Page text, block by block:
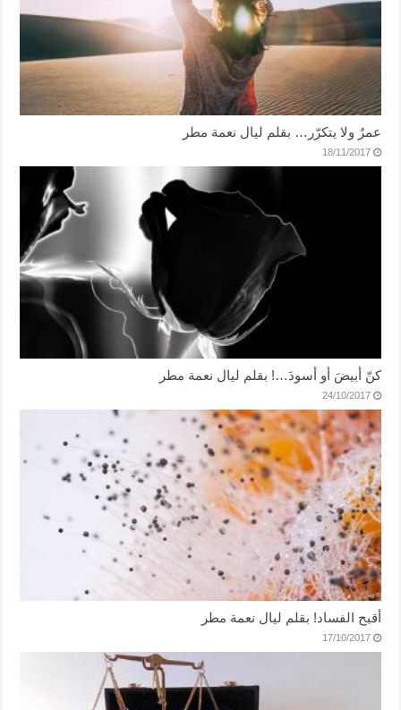
عمرٌ ولا يتكرّر… بقلم ليال نعمة مطر
18/11/2017
كنّ أبيضَ أو أسودَ…! بقلم ليال نعمة مطر
24/10/2017
أقبح الفساد! بقلم ليال نعمة مطر
17/10/2017